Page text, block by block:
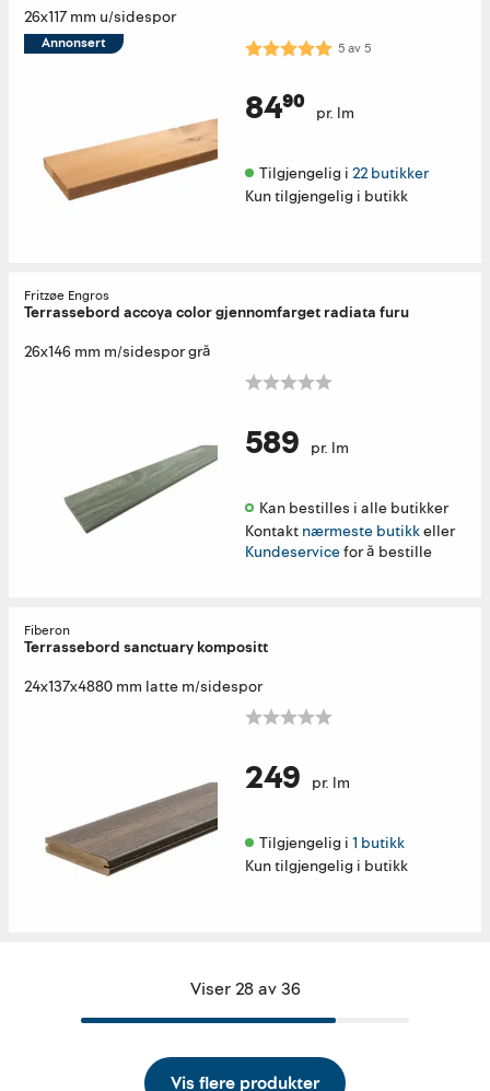
26x117 mm u/sidespor
Annonsert Karakter: 5.0 av 5 mulige
5av5
84⁹⁰ pr. lm
Tilgjengelig i 22 butikker
Kun tilgjengelig i butikk
Fritzøe Engros
Terrassebord accoya color gjennomfarget radiata furu
26x146 mm m/sidespor grå
589 pr. lm
Kan bestilles i alle butikker
Kontakt nærmeste butikkeller
Kundeservicefor å bestille
Fiberon
Terrassebord sanctuary kompositt
24x137x4880 mm latte m/sidespor
249 pr. lm
Tilgjengelig i 1 butikk
Kun tilgjengelig i butikk
Viser 28 av 36
Vis flere produkter